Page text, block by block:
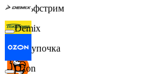
Гольфстрим
Покупочка
Demix
Ozon